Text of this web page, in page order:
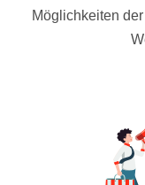
Möglichkeiten